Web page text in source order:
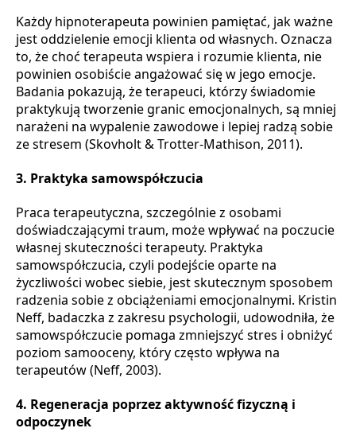
Każdy hipnoterapeuta powinien pamiętać, jak ważne
jest oddzielenie emocji klienta od własnych. Oznacza
to, że choć terapeuta wspiera i rozumie klienta, nie
powinien osobiście angażować się w jego emocje.
Badania pokazują, że terapeuci, którzy świadomie
praktykują tworzenie granic emocjonalnych, są mniej
narażeni na wypalenie zawodowe i lepiej radzą sobie
ze stresem (Skovholt & Trotter-Mathison, 2011).
3. Praktyka samowspółczucia
Praca terapeutyczna, szczególnie z osobami
doświadczającymi traum, może wpływać na poczucie
własnej skuteczności terapeuty. Praktyka
samowspółczucia, czyli podejście oparte na
życzliwości wobec siebie, jest skutecznym sposobem
radzenia sobie z obciążeniami emocjonalnymi. Kristin
Neff, badaczka z zakresu psychologii, udowodniła, że
samowspółczucie pomaga zmniejszyć stres i obniżyć
poziom samooceny, który często wpływa na
terapeutów (Neff, 2003).
4. Regeneracja poprzez aktywność fizyczną i
odpoczynek